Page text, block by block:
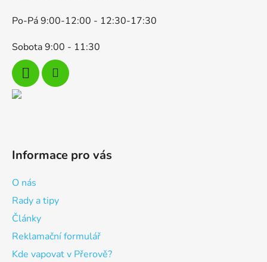
Po-Pá 9:00-12:00 - 12:30-17:30
Sobota 9:00 - 11:30
Informace pro vás
O nás
Rady a tipy
Články
Reklamační formulář
Kde vapovat v Přerově?